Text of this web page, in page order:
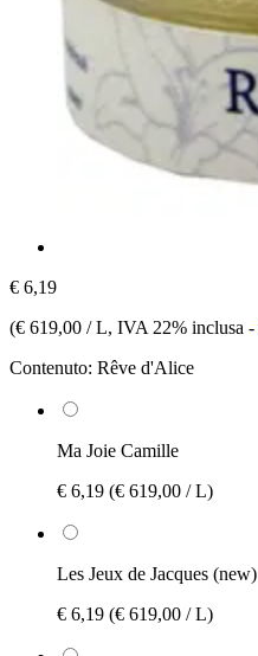
€ 6,19
(€ 619,00 / L, IVA 22% inclusa -
Contenuto: Rêve d'Alice
Ma Joie Camille
€ 6,19 (€ 619,00 / L)
Les Jeux de Jacques (new)
€ 6,19 (€ 619,00 / L)